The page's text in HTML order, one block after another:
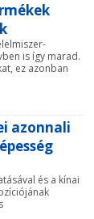
is így marad.
ez azonban
azonnali
és a kínai